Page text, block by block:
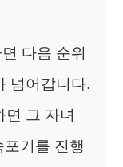
다음 순위
넘어갑니다.
면 그 자녀
기를 진행